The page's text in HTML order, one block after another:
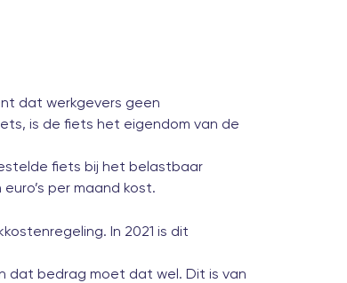
dat werkgevers geen
is de fiets het eigendom van de
fiets bij het belastbaar
per maand kost.
In 2021 is dit
dat bedrag moet dat wel. Dit is van